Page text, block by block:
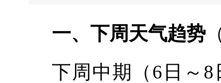
一、下周天气趋势
下周中期（6日～